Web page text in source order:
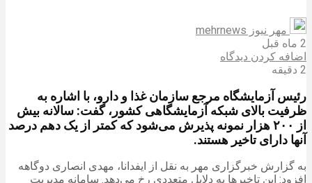
مهر نیوز mehrnews
2 ماه قبل
اضافه کردن دیدگاه
2 دقیقه
رئیس آزمایشگاه مرجع سازمان غذا و دارو، با اشاره به
ظرفیت بالای شبکه آزمایشگاهی کشور، گفت: سالانه بیش
از ۲۰۰ هزار نمونه پذیرش می‌شود که کمتر از یک دهم درصد
آنها دارای تاخیر هستند.
به گزارش خبرگزاری مهر به نقل از ایفدانا، مهدی انصاری دوگاهه
افزود: این تاخیرها به دلایل متعددی رخ می‌دهد. سامانه مدیریت